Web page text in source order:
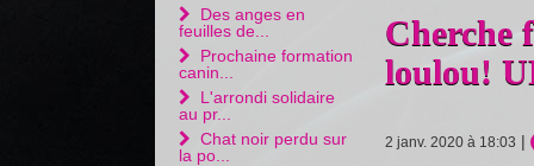
Des anges en
feuilles de...
Prochaine formation
canin...
L'arrondi solidaire
au pr...
Chat noir perdu sur
la po...
Cherche
loulou!
2 janv. 2020 à 18:03 |